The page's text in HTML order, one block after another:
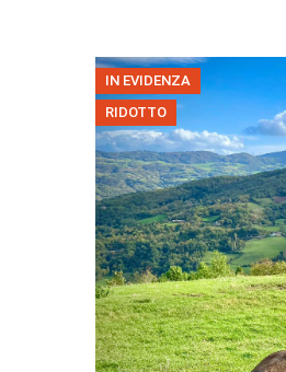
IN EVIDENZA
RIDOTTO